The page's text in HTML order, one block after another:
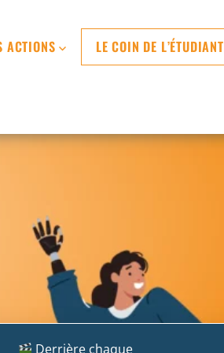
ACTIONS LE COIN DE L’ÉTUDIANT
Derrière chaque